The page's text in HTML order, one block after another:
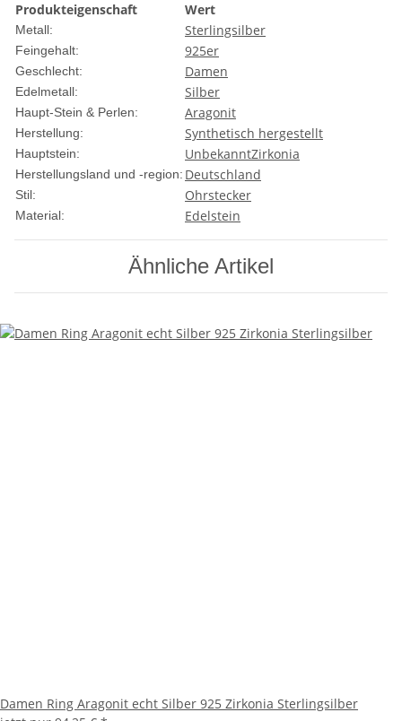
Produkteigenschaft
Wert
Metall: Sterlingsilber
Feingehalt: 925er
Geschlecht: Damen
Edelmetall: Silber
Haupt-Stein & Perlen: Aragonit
Herstellung: Synthetisch hergestellt
Hauptstein: UnbekanntZirkonia
Herstellungsland und -region: Deutschland
Stil: Ohrstecker
Material: Edelstein
Ähnliche Artikel
Damen Ring Aragonit echt Silber 925 Zirkonia Sterlingsilber